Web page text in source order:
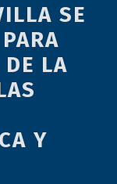
SE
LA
Y